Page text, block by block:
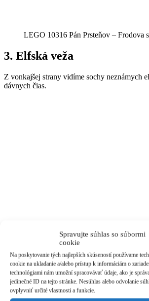
Spravujte súhlas so súbormi
cookie
Na poskytovanie tých najlepších skúseností používame
cookie na ukladanie a/alebo prístup k informáciám o
technológiami nám umožní spracovávať údaje, ako je
jedinečné ID na tejto stránke. Nesúhlas alebo odvolanie
ovplyvniť určité vlastnosti a funkcie.
LEGO 10316 Pán Prsteňov – Frodova
3. Elfská veža
Z vonkajšej strany vidíme sochy neznámych
dávnych čias.